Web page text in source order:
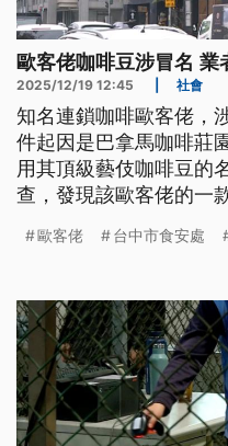
歐客佬咖啡豆涉冒名 業
2025/12/19 12:45 社會
知名連鎖咖啡歐客佬，
件起因是巴拿馬咖啡莊
用其頂級藝伎咖啡豆的
查，發現該歐客佬的一
衛生管理法》，檢方以
歐客佬 台中市食安處